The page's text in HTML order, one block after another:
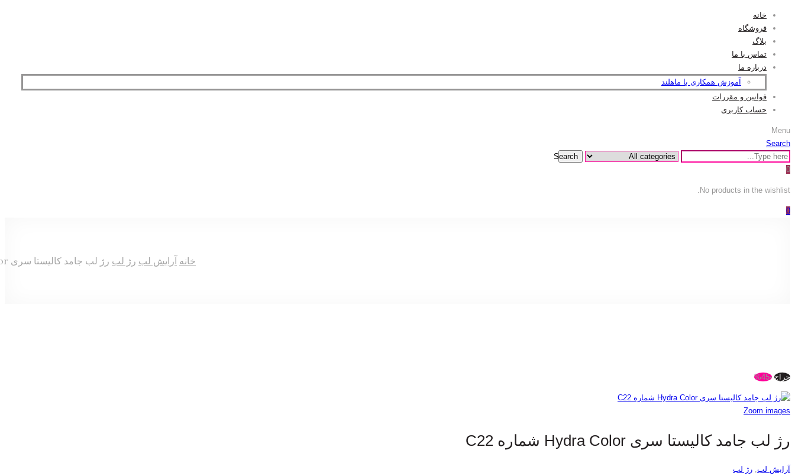
خانه
فروشگاه
بلاگ
تماس با ما
درباره ما
آموزش همکاری با ماهلند
قوانین و مقررات
حساب کاربری
Menu
Search
Search
0
No products in the wishlist.
0
خانه آرایش لب رژ لب رژ لب جامد کالیستا سری Hydra Color شماره C22
حراج -45%
Zoom images
رژ لب جامد کالیستا سری Hydra Color شماره C22
آرایش لب, رژ لب